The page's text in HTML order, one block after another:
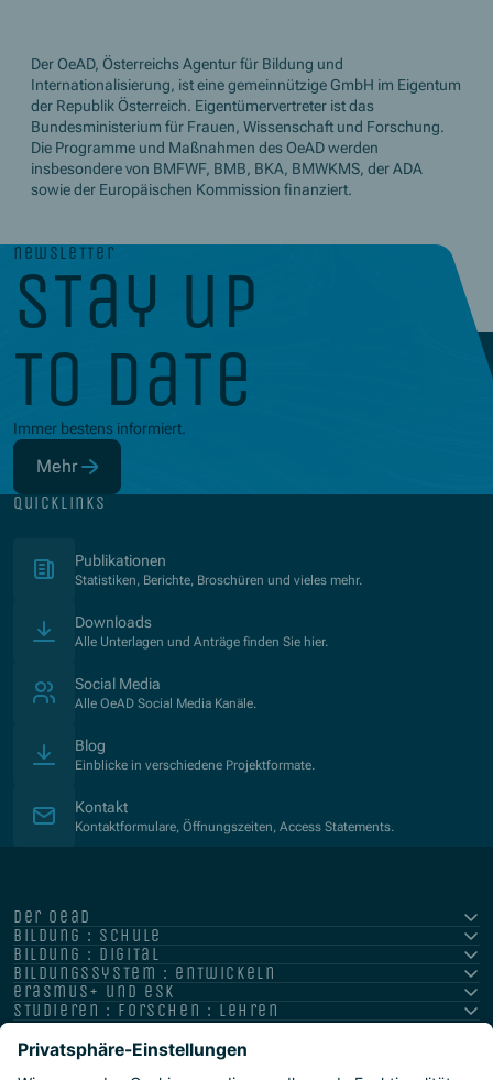
Der OeAD, Österreichs Agentur für Bildung und
Internationalisierung, ist eine gemeinnützige GmbH im Eigentum
der Republik Österreich. Eigentümervertreter ist das
Bundesministerium für Frauen, Wissenschaft und Forschung.
Die Programme und Maßnahmen des OeAD werden
insbesondere von BMFWF, BMB, BKA, BMWKMS, der ADA
sowie der Europäischen Kommission finanziert.
newsletter
stay up
to date
Immer bestens informiert.
Mehr
(Öffnet in neuem Fenster)
quicklinks
Publikationen
Statistiken, Berichte, Broschüren und vieles mehr.
Downloads
Alle Unterlagen und Anträge finden Sie hier.
Social Media
Alle OeAD Social Media Kanäle.
Blog
Einblicke in verschiedene Projektformate.
Kontakt
Kontaktformulare, Öffnungszeiten, Access Statements.
der oead
bildung : schule
bildung : digital
bildungssystem : entwickeln
erasmus+ und esk
studieren : forschen : lehren
hochschule : strategie : international